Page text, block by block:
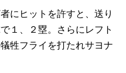
にヒットを許すと、送り
１、２塁。さらにレフト
牲フライを打たれサヨナ